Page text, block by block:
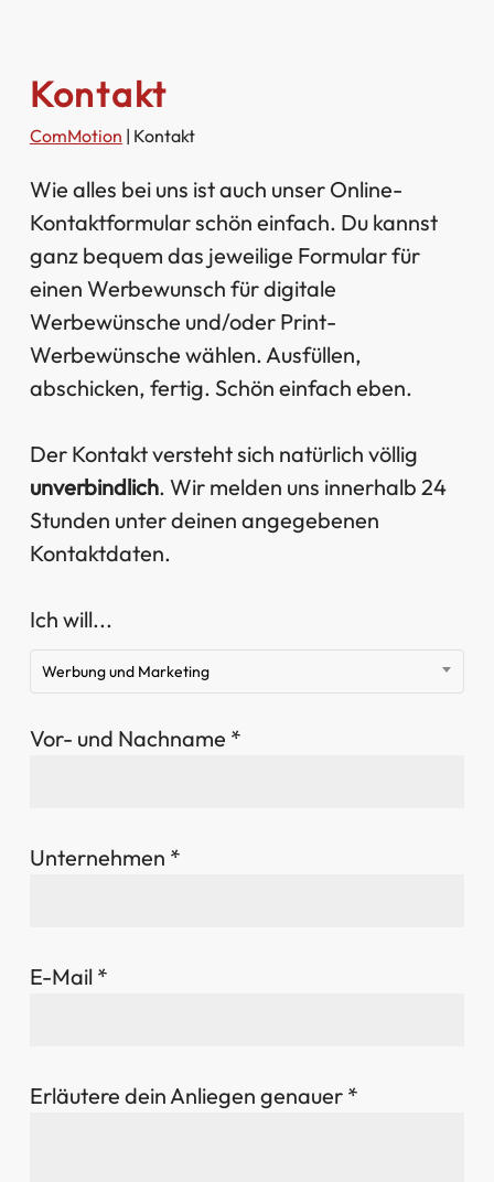
Kontakt
ComMotion | Kontakt
Wie alles bei uns ist auch unser Online-
Kontaktformular schön einfach. Du kannst
ganz bequem das jeweilige Formular für
einen Werbewunsch für digitale
Werbewünsche und/oder Print-
Werbewünsche wählen. Ausfüllen,
abschicken, fertig. Schön einfach eben.
Der Kontakt versteht sich natürlich völlig
unverbindlich. Wir melden uns innerhalb 24
Stunden unter deinen angegebenen
Kontaktdaten.
Ich will...
Werbung und Marketing
Vor- und Nachname *
Unternehmen *
E-Mail *
Erläutere dein Anliegen genauer *